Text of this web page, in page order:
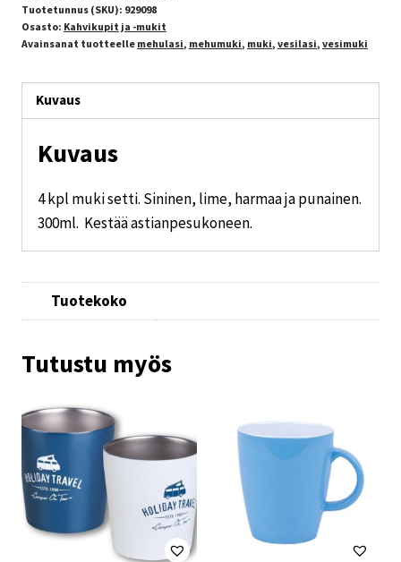
Tuotetunnus (SKU): 929098
Osasto: Kahvikupit ja -mukit
Avainsanat tuotteelle mehulasi, mehumuki, muki, vesilasi, vesimuki
Kuvaus
Kuvaus
4 kpl muki setti. Sininen, lime, harmaa ja punainen.
300ml. Kestää astianpesukoneen.
Tuotekoko
Tutustu myös